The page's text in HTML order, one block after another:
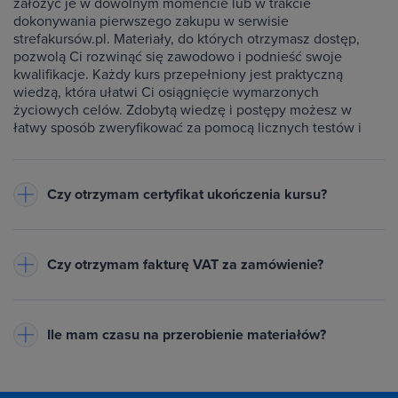
założyć je w dowolnym momencie lub w trakcie
dokonywania pierwszego zakupu w serwisie
strefakursów.pl. Materiały, do których otrzymasz dostęp,
pozwolą Ci rozwinąć się zawodowo i podnieść swoje
kwalifikacje. Każdy kurs przepełniony jest praktyczną
wiedzą, która ułatwi Ci osiągnięcie wymarzonych
życiowych celów. Zdobytą wiedzę i postępy możesz w
łatwy sposób zweryfikować za pomocą licznych testów i
Czy otrzymam certyfikat ukończenia kursu?
Twoim koncie w zakładce Certyfikaty. Warunkiem jego
się Twoje imię oraz nazwisko, nazwa ukończonego kursu,
data wystawienia i unikalny numer certyfikatu. Certyfikat
innych portalach społecznościowych, jak również dołączyć
Czy otrzymam fakturę VAT za zamówienie?
zakupie. Pobierzesz ją z zakładki Historia zamówień na
Potrzebujesz proformy?Zaznacz pole "Chcę otrzymać
Ile mam czasu na przerobienie materiałów?
presji i bez abonamentu. Płacisz raz i zachowujesz dostęp